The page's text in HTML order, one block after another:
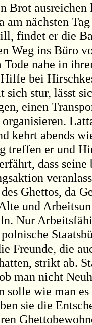
Brot ausreichen
am nächsten
findet er die
Weg ins Büro
Tode nahe in
bei
sich stur, lässt
einen
kehrt abends
treffen er und
dass
Ghettos, da
und
Nur
Freunde, die
strikt ab.
man nicht
solle wie man
sie die